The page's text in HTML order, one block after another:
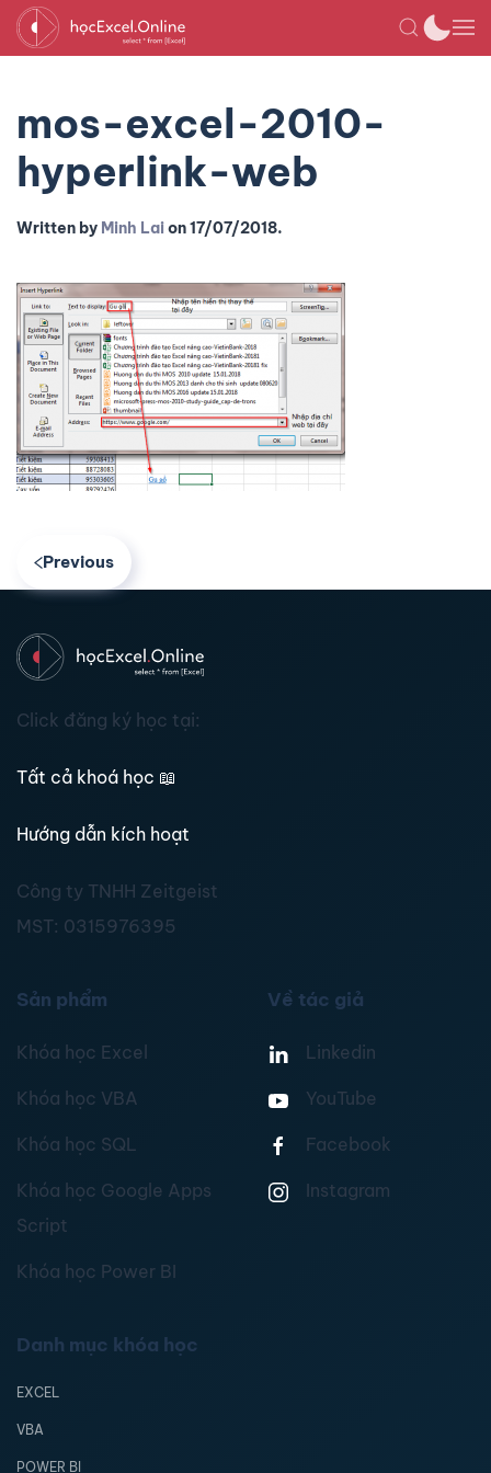
mos-excel-2010-
hyperlink-web
Written by Minh Laion17/07/2018.
Previous
Click đăng ký học tại:
Tất cả khoá học 📖
Hướng dẫn kích hoạt
Công ty TNHH Zeitgeist
MST: 0315976395
Sản phẩm
Khóa học Excel
Khóa học VBA
Khóa học SQL
Khóa học Google Apps
Script
Khóa học Power BI
Về tác giả
Linkedin
YouTube
Facebook
Instagram
Danh mục khóa học
EXCEL
VBA
POWER BI